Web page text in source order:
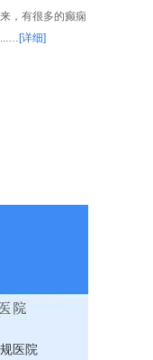
，有很多的癫痫
...… [详细]
医院